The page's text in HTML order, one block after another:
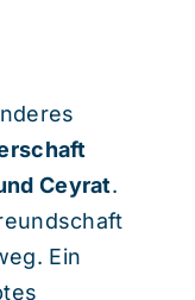
Ceyrat.
Ein